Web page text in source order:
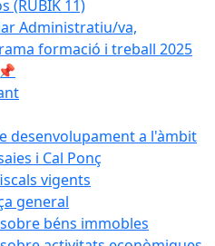
(RUBIK 11)
Administratiu/va,
formació i treball 2025
desenvolupament a l'àmbit
i Cal Ponç
vigents
general
béns immobles